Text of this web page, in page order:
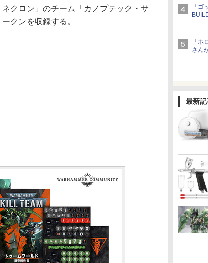
「
「
さん
最新
クロン」のチーム「カノプテック・サ
クンを収録する。